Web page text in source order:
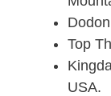
Top
USA.